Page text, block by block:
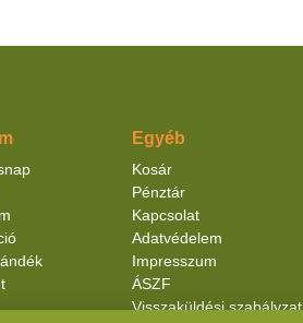
Egyéb
Kosár
Pénztár
Kapcsolat
Adatvédelem
Impresszum
ÁSZF
Visszaküldési szabályzat